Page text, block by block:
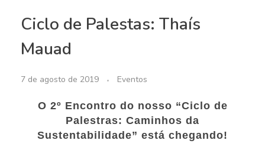
Ciclo de Palestas: Thaís
Mauad
7 de agosto de 2019 Eventos
O 2º Encontro do nosso “Ciclo de
Palestras: Caminhos da
Sustentabilidade” está chegando!